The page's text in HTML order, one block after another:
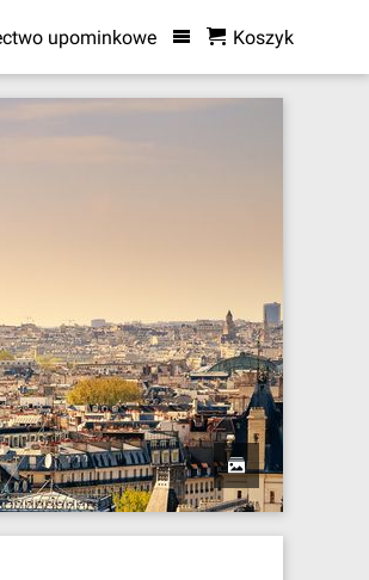
upominkowe Koszyk